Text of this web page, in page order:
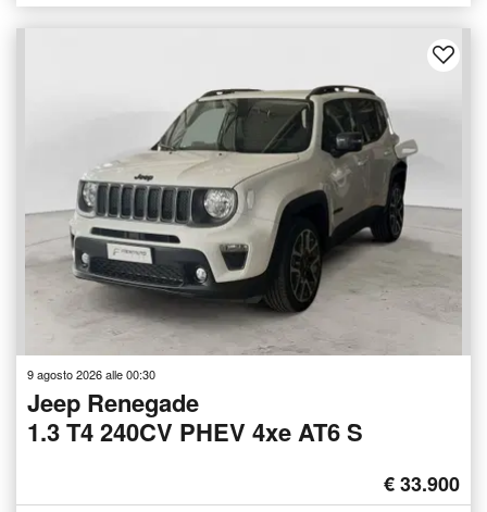
9 agosto 2026 alle 00:30
Jeep Renegade
1.3 T4 240CV PHEV 4xe AT6 S
€ 33.900